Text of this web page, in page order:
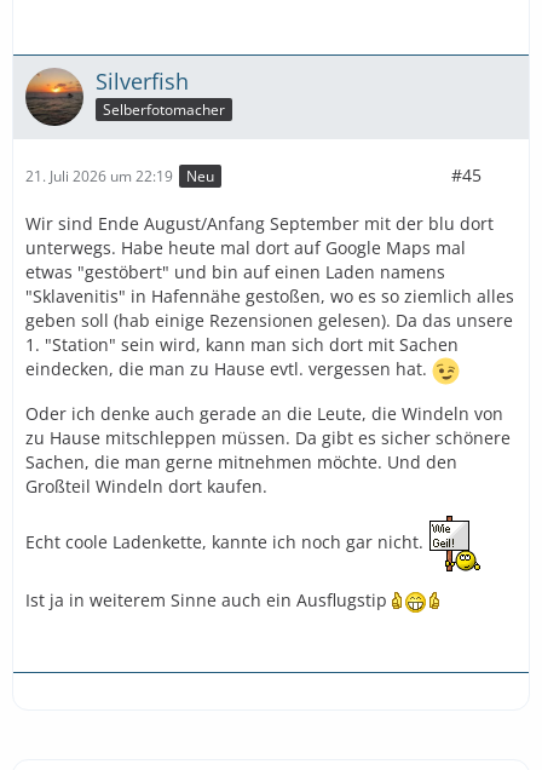
Silverfish
Selberfotomacher
21. Juli 2026 um 22:19 Neu #45
Wir sind Ende August/Anfang September mit der blu dort
unterwegs. Habe heute mal dort auf Google Maps mal
etwas "gestöbert" und bin auf einen Laden namens
"Sklavenitis" in Hafennähe gestoßen, wo es so ziemlich alles
geben soll (hab einige Rezensionen gelesen). Da das unsere
1. "Station" sein wird, kann man sich dort mit Sachen
eindecken, die man zu Hause evtl. vergessen hat.
Oder ich denke auch gerade an die Leute, die Windeln von
zu Hause mitschleppen müssen. Da gibt es sicher schönere
Sachen, die man gerne mitnehmen möchte. Und den
Großteil Windeln dort kaufen.
Echt coole Ladenkette, kannte ich noch gar nicht.
Ist ja in weiterem Sinne auch ein Ausflugstip